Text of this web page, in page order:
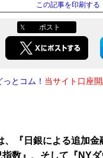
この記事を印刷する
ポスト
とコム！ 当サイト口座
、『日銀による追加金
指数』、そして『NYダ